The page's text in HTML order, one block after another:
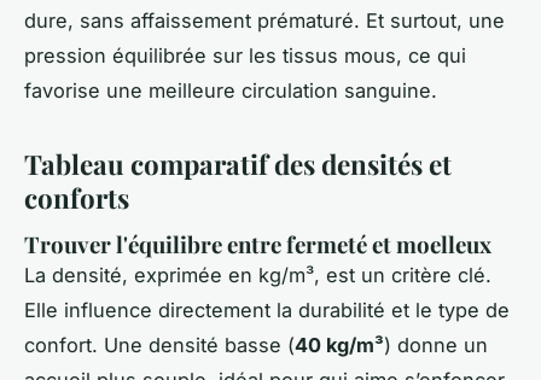
dure, sans affaissement prématuré. Et surtout, une
pression équilibrée sur les tissus mous, ce qui
favorise une meilleure circulation sanguine.
Tableau comparatif des densités et
conforts
Trouver l'équilibre entre fermeté et moelleux
La densité, exprimée en kg/m³, est un critère clé.
Elle influence directement la durabilité et le type de
confort. Une densité basse (40 kg/m³) donne un